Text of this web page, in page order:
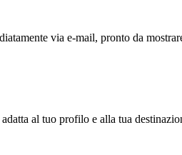
via e-mail, pronto da
al tuo profilo e alla tua